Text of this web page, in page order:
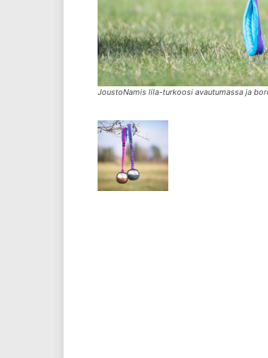
JoustoNamis lila-turkoosi avautumassa ja